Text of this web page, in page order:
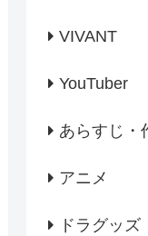
VIVANT
YouTuber
あらすじ・
アニメ
ドラグッズ